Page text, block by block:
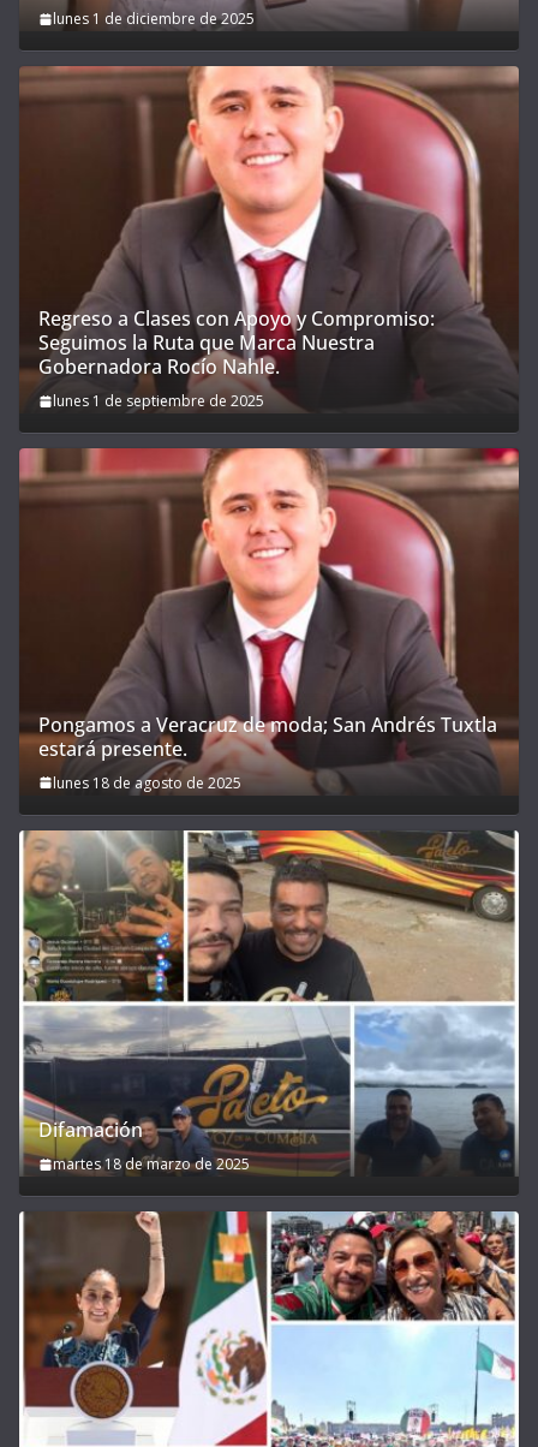
lunes 1 de diciembre de 2025
Regreso a Clases con Apoyo y Compromiso:
Seguimos la Ruta que Marca Nuestra
Gobernadora Rocío Nahle.
lunes 1 de septiembre de 2025
Pongamos a Veracruz de moda; San Andrés Tuxtla
estará presente.
lunes 18 de agosto de 2025
Difamación
martes 18 de marzo de 2025